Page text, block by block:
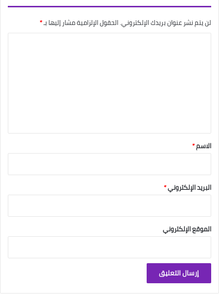
لن يتم نشر عنوان بريدك الإلكتروني.الحقول الإلزامية مشار إليها بـ*
*
الاسم*
البريد الإلكتروني*
الموقع الإلكتروني